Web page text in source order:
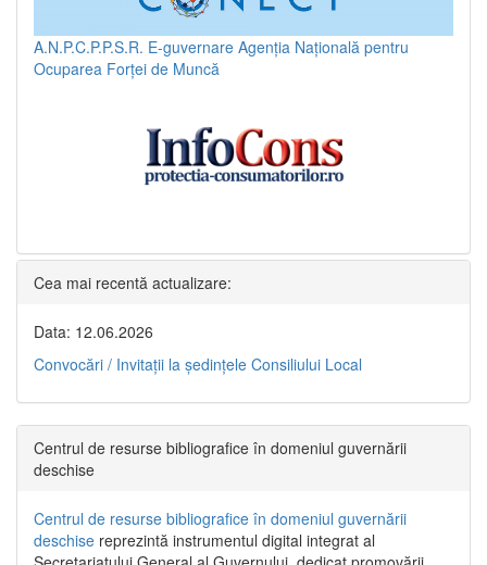
A.N.P.C.P.P.S.R. E-guvernare Agenția Națională pentru
Ocuparea Forței de Muncă
Cea mai recentă actualizare:
Data: 12.06.2026
Convocări / Invitaţii la şedinţele Consiliului Local
Centrul de resurse bibliografice în domeniul guvernării
deschise
Centrul de resurse bibliografice în domeniul guvernării
deschise reprezintă instrumentul digital integrat al